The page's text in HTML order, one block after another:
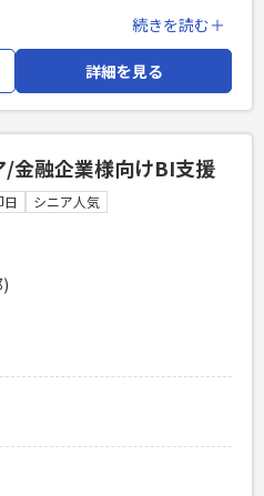
向けにAPIで振込、帳票用情報
をいただきます。 構成は、IF
バとなります。 作業工程は設
ュニケーションスキル ・何ら
・Linux、MySQL、Dockerの
開発経験4年以上
以上
の開発経験
続きを読む＋
詳細を見る
金融企業様向けBI支援
日 シニア人気